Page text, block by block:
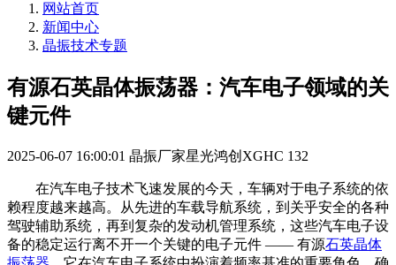
网站首页
新闻中心
晶振技术专题
有源石英晶体振荡器：汽车电子领域的关
键元件
2025-06-07 16:00:01 晶振厂家星光鸿创XGHC 132
在汽车电子技术飞速发展的今天，车辆对于电子系统的依
赖程度越来越高。从先进的车载导航系统，到关乎安全的各种
驾驶辅助系统，再到复杂的发动机管理系统，这些汽车电子设
备的稳定运行离不开一个关键的电子元件 —— 有源石英晶体